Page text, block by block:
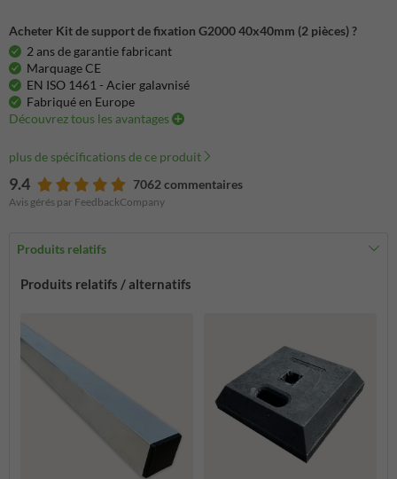
Acheter Kit de support de fixation G2000 40x40mm (2 pièces) ?
2 ans de garantie fabricant
Marquage CE
EN ISO 1461 - Acier galavnisé
Fabriqué en Europe
Découvrez tous les avantages
plus de spécifications de ce produit
9.4 7062 commentaires
Avis gérés par FeedbackCompany
Produits relatifs
Produits relatifs / alternatifs